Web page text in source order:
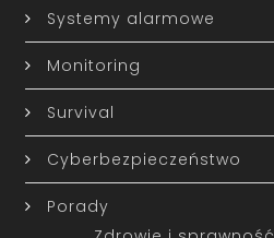
Systemy alarmowe
Monitoring
Survival
Cyberbezpieczeństwo
Porady